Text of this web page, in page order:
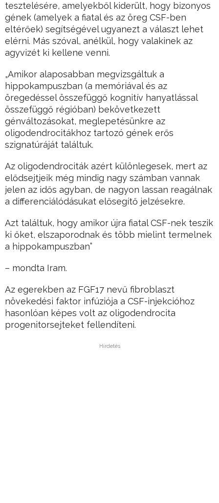
tesztelésére, amelyekből kiderült, hogy bizonyos
gének (amelyek a fiatal és az öreg CSF-ben
eltérőek) segítségével ugyanezt a választ lehet
elérni. Más szóval, anélkül, hogy valakinek az
agyvizét ki kellene venni.
„Amikor alaposabban megvizsgáltuk a
hippokampuszban (a memóriával és az
öregedéssel összefüggő kognitív hanyatlással
összefüggő régióban) bekövetkezett
génváltozásokat, meglepetésünkre az
oligodendrocitákhoz tartozó gének erős
szignatúráját találtuk.
Az oligodendrociták azért különlegesek, mert az
elődsejtjeik még mindig nagy számban vannak
jelen az idős agyban, de nagyon lassan reagálnak
a differenciálódásukat elősegítő jelzésekre.
Azt találtuk, hogy amikor újra fiatal CSF-nek teszik
ki őket, elszaporodnak és több mielint termelnek
a hippokampuszban”
– mondta Iram.
Az egerekben az FGF17 nevű fibroblaszt
növekedési faktor infúziója a CSF-injekcióhoz
hasonlóan képes volt az oligodendrocita
progenitorsejteket fellendíteni.
Hirdetés